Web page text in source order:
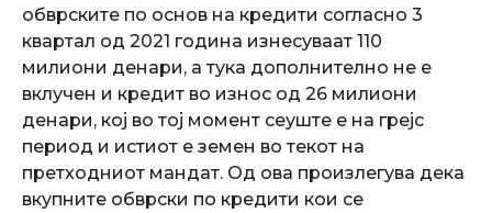
обврските по основ на кредити согласно 3
квартал од 2021 година изнесуваат 110
милиони денари, а тука дополнително не е
вклучен и кредит во износ од 26 милиони
денари, кој во тој момент сеуште е на грејс
период и истиот е земен во текот на
претходниот мандат. Од ова произлегува дека
вкупните обврски по кредити кои се